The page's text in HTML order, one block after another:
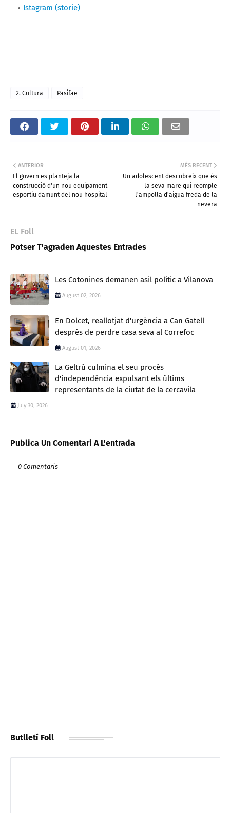
Istagram (storie)
2. Cultura Pasifae
MÉS RECENT
Un adolescent descobreix que és
la seva mare qui reomple
l'ampolla d'aigua freda de la
nevera
ANTERIOR
El govern es planteja la
construcció d'un nou equipament
esportiu damunt del nou hospital
EL Foll
Potser T'agraden Aquestes Entrades
Les Cotonines demanen asil polític a Vilanova
August 02, 2026
En Dolcet, reallotjat d'urgència a Can Gatell
després de perdre casa seva al Correfoc
August 01, 2026
La Geltrú culmina el seu procés
d'independència expulsant els últims
representants de la ciutat de la cercavila
July 30, 2026
Publica Un Comentari A L'entrada
0 Comentaris
Butlletí Foll